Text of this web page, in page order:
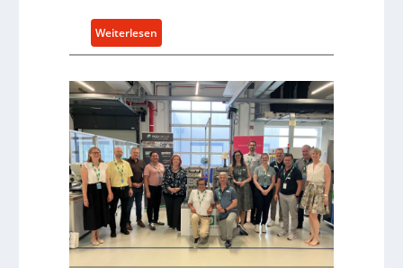
i
e
b
0
-
P
a
t
t
f
o
r
m
w
e
i
Weiterlesen:
S
a
r
P
a
r
t
s
N